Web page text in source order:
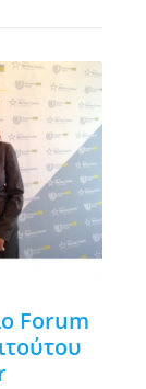
Forum